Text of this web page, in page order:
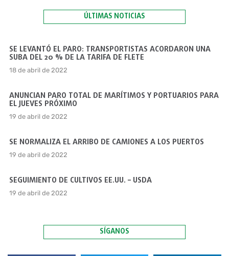
ÚLTIMAS NOTICIAS
SE LEVANTÓ EL PARO: TRANSPORTISTAS ACORDARON UNA
SUBA DEL 20 % DE LA TARIFA DE FLETE
18 de abril de 2022
ANUNCIAN PARO TOTAL DE MARÍTIMOS Y PORTUARIOS PARA
EL JUEVES PRÓXIMO
19 de abril de 2022
SE NORMALIZA EL ARRIBO DE CAMIONES A LOS PUERTOS
19 de abril de 2022
SEGUIMIENTO DE CULTIVOS EE.UU. – USDA
19 de abril de 2022
SÍGANOS